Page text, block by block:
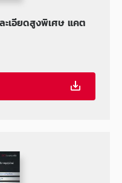
เอียดสูงพิเศษ แคต